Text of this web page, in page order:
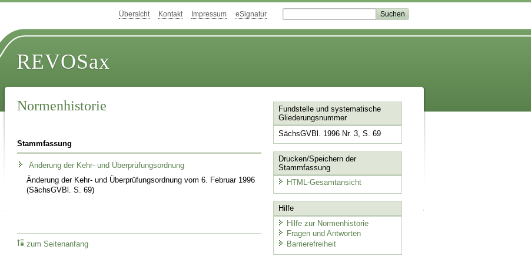
Übersicht Kontakt Impressum eSignatur
REVOSax
Normenhistorie
Stammfassung
Änderung der Kehr- und Überprüfungsordnung
Änderung der Kehr- und Überprüfungsordnung vom 6. Februar 1996
(SächsGVBl. S. 69)
zum Seitenanfang
Fundstelle und systematische
Gliederungsnummer
SächsGVBl. 1996 Nr. 3, S. 69
Drucken/Speichern der
Stammfassung
HTML-Gesamtansicht
Hilfe
Hilfe zur Normenhistorie
Fragen und Antworten
Barrierefreiheit